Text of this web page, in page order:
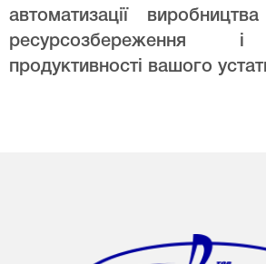
автоматизації
ресурсозбереження і
продуктивності вашого